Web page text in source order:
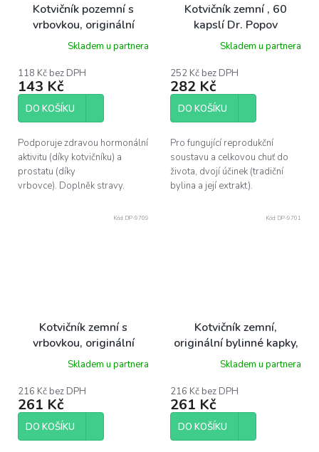
Kotvičník pozemní s
vrbovkou, originální
bylinné kapky, 50 ml Dr.
Skladem u partnera
118 Kč bez DPH
143 Kč
DO KOŠÍKU
Podporuje zdravou hormonální
aktivitu (díky kotvičníku) a
prostatu (díky
vrbovce). Doplněk stravy.
Kotvičník zemní , 60
kapslí Dr. Popov
Skladem u partnera
252 Kč bez DPH
282 Kč
DO KOŠÍKU
Pro fungující reprodukční
soustavu a celkovou chuť do
života, dvojí účinek (tradiční
bylina a její extrakt).
Kotvičník zemní s
vrbovkou, originální
bylinné kapky, 100 ml
Skladem u partnera
216 Kč bez DPH
261 Kč
DO KOŠÍKU
Kód: DP-9709
Kotvičník zemní,
originální bylinné kapky,
100 ml Dr. Popov
Skladem u partnera
216 Kč bez DPH
261 Kč
DO KOŠÍKU
Kód: DP-9701